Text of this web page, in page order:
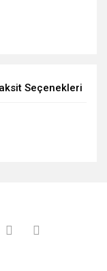
Seçenekleri